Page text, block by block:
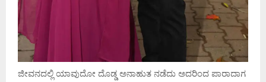
ಜೀವನದಲ್ಲಿ ಯಾವುದೋ ದೊಡ್ಡ ಅನಾಹುತ ನಡೆದು ಅದರಿಂದ ಪಾರಾದಾಗ